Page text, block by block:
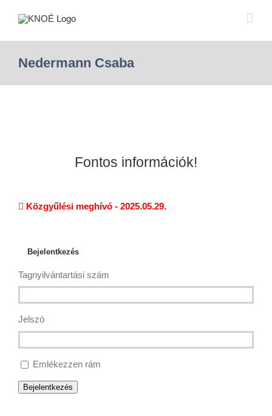
Nedermann Csaba
Fontos információk!
Közgyűlési meghívó - 2025.05.29.
Bejelentkezés
Tagnyilvántartási szám
Jelszó
Emlékezzen rám
Bejelentkezés